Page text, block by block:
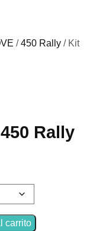
/450 Rally / Kit
Rally
carrito